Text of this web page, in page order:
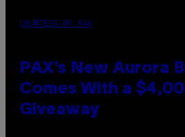
COURTESY OF PAX
PAX’s New Aurora
Comes With a
Giveaway